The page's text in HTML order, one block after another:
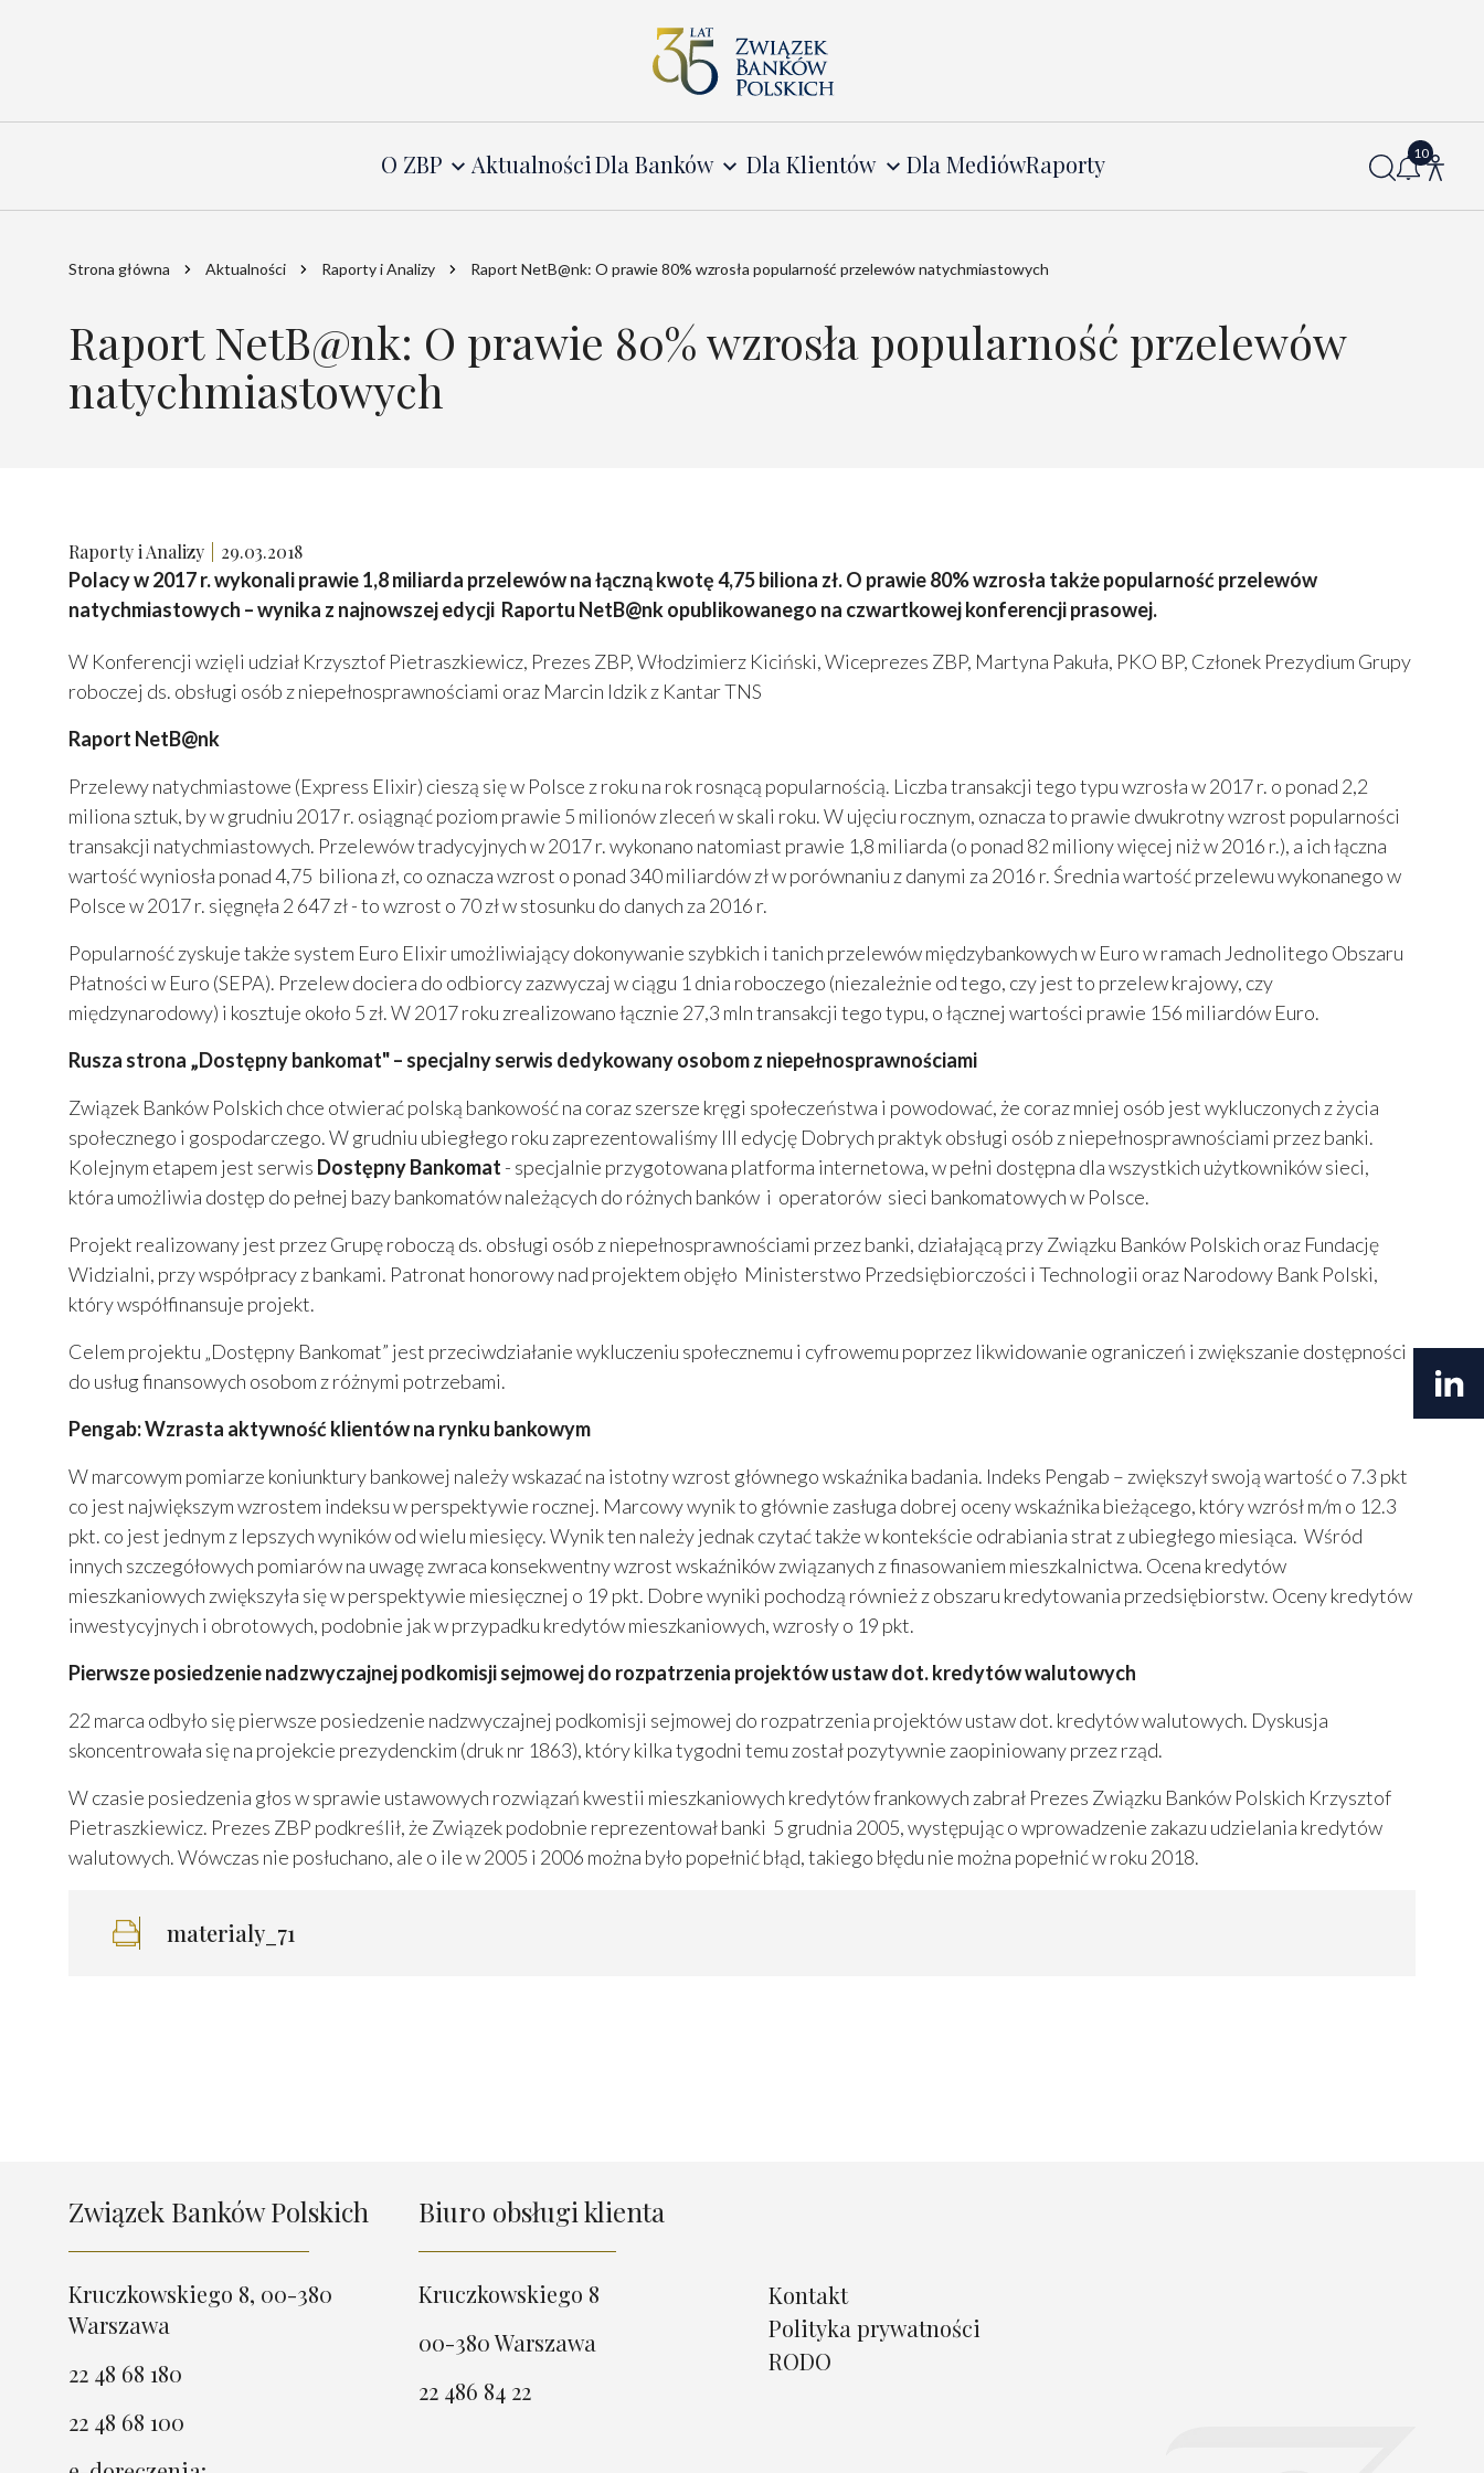
O ZBP AktualnościDla Banków Dla Klientów Dla MediówRaporty
Strona główna Aktualności Raporty i Analizy Raport NetB@nk: O prawie 80% wzrosła popularność przelewów natychmiastowych
Raport NetB@nk: O prawie 80% wzrosła popularność przelewów
natychmiastowych
Raporty i Analizy 29.03.2018
Polacy w 2017 r. wykonali prawie 1,8 miliarda przelewów na łączną kwotę 4,75 biliona zł. O prawie 80% wzrosła także popularność przelewów
natychmiastowych – wynika z najnowszej edycji Raportu NetB@nk opublikowanego na czwartkowej konferencji prasowej.
W Konferencji wzięli udział Krzysztof Pietraszkiewicz, Prezes ZBP, Włodzimierz Kiciński, Wiceprezes ZBP, Martyna Pakuła, PKO BP, Członek Prezydium Grupy
roboczej ds. obsługi osób z niepełnosprawnościami oraz Marcin Idzik z Kantar TNS
Raport NetB@nk
Przelewy natychmiastowe (Express Elixir) cieszą się w Polsce z roku na rok rosnącą popularnością. Liczba transakcji tego typu wzrosła w 2017 r. o ponad 2,2
miliona sztuk, by w grudniu 2017 r. osiągnąć poziom prawie 5 milionów zleceń w skali roku. W ujęciu rocznym, oznacza to prawie dwukrotny wzrost popularności
transakcji natychmiastowych. Przelewów tradycyjnych w 2017 r. wykonano natomiast prawie 1,8 miliarda (o ponad 82 miliony więcej niż w 2016 r.), a ich łączna
wartość wyniosła ponad 4,75 biliona zł, co oznacza wzrost o ponad 340 miliardów zł w porównaniu z danymi za 2016 r. Średnia wartość przelewu wykonanego w
Polsce w 2017 r. sięgnęła 2 647 zł - to wzrost o 70 zł w stosunku do danych za 2016 r.
Popularność zyskuje także system Euro Elixir umożliwiający dokonywanie szybkich i tanich przelewów międzybankowych w Euro w ramach Jednolitego Obszaru
Płatności w Euro (SEPA). Przelew dociera do odbiorcy zazwyczaj w ciągu 1 dnia roboczego (niezależnie od tego, czy jest to przelew krajowy, czy
międzynarodowy) i kosztuje około 5 zł. W 2017 roku zrealizowano łącznie 27,3 mln transakcji tego typu, o łącznej wartości prawie 156 miliardów Euro.
Rusza strona „Dostępny bankomat" – specjalny serwis dedykowany osobom z niepełnosprawnościami
Związek Banków Polskich chce otwierać polską bankowość na coraz szersze kręgi społeczeństwa i powodować, że coraz mniej osób jest wykluczonych z życia
społecznego i gospodarczego. W grudniu ubiegłego roku zaprezentowaliśmy III edycję Dobrych praktyk obsługi osób z niepełnosprawnościami przez banki.
Kolejnym etapem jest serwis Dostępny Bankomat - specjalnie przygotowana platforma internetowa, w pełni dostępna dla wszystkich użytkowników sieci,
która umożliwia dostęp do pełnej bazy bankomatów należących do różnych banków i operatorów sieci bankomatowych w Polsce.
Projekt realizowany jest przez Grupę roboczą ds. obsługi osób z niepełnosprawnościami przez banki, działającą przy Związku Banków Polskich oraz Fundację
Widzialni, przy współpracy z bankami. Patronat honorowy nad projektem objęło Ministerstwo Przedsiębiorczości i Technologii oraz Narodowy Bank Polski,
który współfinansuje projekt.
Celem projektu „Dostępny Bankomat” jest przeciwdziałanie wykluczeniu społecznemu i cyfrowemu poprzez likwidowanie ograniczeń i zwiększanie dostępności
do usług finansowych osobom z różnymi potrzebami.
Pengab: Wzrasta aktywność klientów na rynku bankowym
W marcowym pomiarze koniunktury bankowej należy wskazać na istotny wzrost głównego wskaźnika badania. Indeks Pengab – zwiększył swoją wartość o 7.3 pkt
co jest największym wzrostem indeksu w perspektywie rocznej. Marcowy wynik to głównie zasługa dobrej oceny wskaźnika bieżącego, który wzrósł m/m o 12.3
pkt. co jest jednym z lepszych wyników od wielu miesięcy. Wynik ten należy jednak czytać także w kontekście odrabiania strat z ubiegłego miesiąca. Wśród
innych szczegółowych pomiarów na uwagę zwraca konsekwentny wzrost wskaźników związanych z finasowaniem mieszkalnictwa. Ocena kredytów
mieszkaniowych zwiększyła się w perspektywie miesięcznej o 19 pkt. Dobre wyniki pochodzą również z obszaru kredytowania przedsiębiorstw. Oceny kredytów
inwestycyjnych i obrotowych, podobnie jak w przypadku kredytów mieszkaniowych, wzrosły o 19 pkt.
Pierwsze posiedzenie nadzwyczajnej podkomisji sejmowej do rozpatrzenia projektów ustaw dot. kredytów walutowych
22 marca odbyło się pierwsze posiedzenie nadzwyczajnej podkomisji sejmowej do rozpatrzenia projektów ustaw dot. kredytów walutowych. Dyskusja
skoncentrowała się na projekcie prezydenckim (druk nr 1863), który kilka tygodni temu został pozytywnie zaopiniowany przez rząd.
W czasie posiedzenia głos w sprawie ustawowych rozwiązań kwestii mieszkaniowych kredytów frankowych zabrał Prezes Związku Banków Polskich Krzysztof
Pietraszkiewicz. Prezes ZBP podkreślił, że Związek podobnie reprezentował banki 5 grudnia 2005, występując o wprowadzenie zakazu udzielania kredytów
walutowych. Wówczas nie posłuchano, ale o ile w 2005 i 2006 można było popełnić błąd, takiego błędu nie można popełnić w roku 2018.
materialy_71
Związek Banków Polskich
Kruczkowskiego 8, 00-380
Warszawa
22 48 68 180
22 48 68 100
Biuro obsługi klienta
Kruczkowskiego 8
00-380 Warszawa
22 486 84 22
Kontakt
Polityka prywatności
RODO